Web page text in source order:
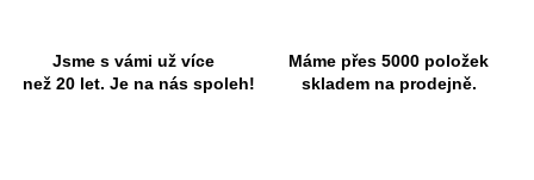
Jsme s vámi už více
než 20 let. Je na nás spoleh!
Máme přes 5000 položek
skladem na prodejně.